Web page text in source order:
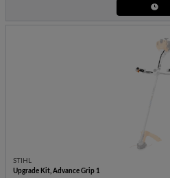
STIHL
Upgrade Kit, Advance Grip 1